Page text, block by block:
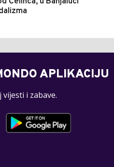
APLIKACIJU
vijesti i zabave.